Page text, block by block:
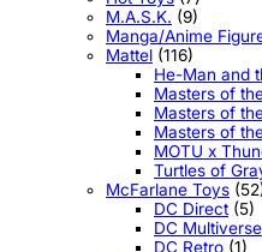
M.A.S.K. (9)
Manga/Anime
Mattel (116)
He-Man and
Masters of
Masters of
Masters of
MOTU x
Turtles of
McFarlane Toys
DC Direct (5)
DC Multiverse
DC Retro (1)